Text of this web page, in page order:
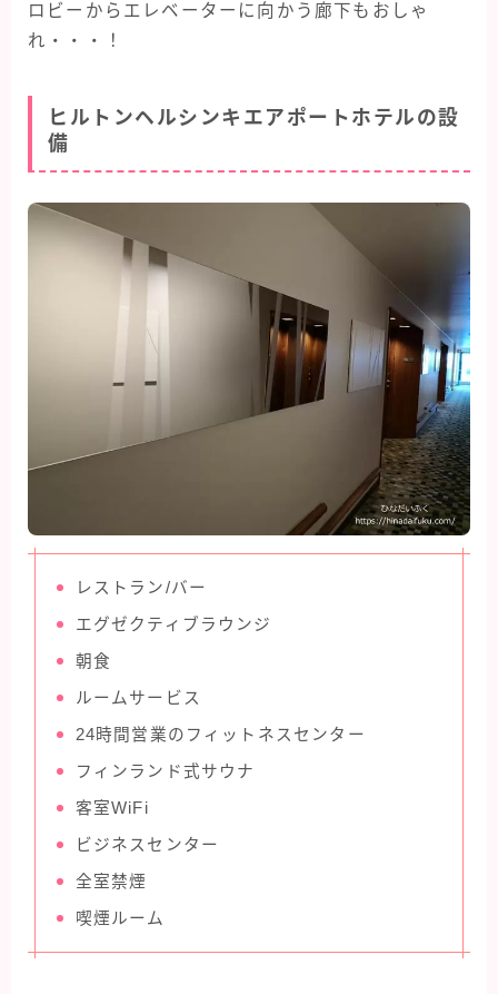
ロビーからエレベーターに向かう廊下もおしゃ
れ・・・！
ヒルトンヘルシンキエアポートホテルの設
備
レストラン/バー
エグゼクティブラウンジ
朝食
ルームサービス
24時間営業のフィットネスセンター
フィンランド式サウナ
客室WiFi
ビジネスセンター
全室禁煙
喫煙ルーム